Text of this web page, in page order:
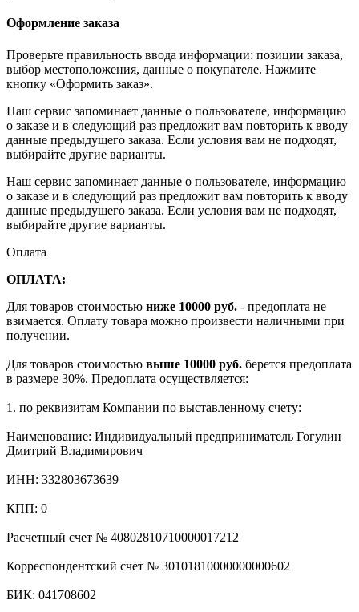
Оформление заказа
Проверьте правильность ввода информации: позиции заказа,
выбор местоположения, данные о покупателе. Нажмите
кнопку «Оформить заказ».
Наш сервис запоминает данные о пользователе, информацию
о заказе и в следующий раз предложит вам повторить к вводу
данные предыдущего заказа. Если условия вам не подходят,
выбирайте другие варианты.
Наш сервис запоминает данные о пользователе, информацию
о заказе и в следующий раз предложит вам повторить к вводу
данные предыдущего заказа. Если условия вам не подходят,
выбирайте другие варианты.
Оплата
ОПЛАТА:
Для товаров стоимостью ниже 10000 руб. - предоплата не
взимается. Оплату товара можно произвести наличными при
получении.
Для товаров стоимостью выше 10000 руб. берется предоплата
в размере 30%. Предоплата осуществляется:
1. по реквизитам Компании по выставленному счету:
Наименование: Индивидуальный предприниматель Гогулин
Дмитрий Владимирович
ИНН: 332803673639
КПП: 0
Расчетный счет № 40802810710000017212
Корреспондентский счет № 30101810000000000602
БИК: 041708602